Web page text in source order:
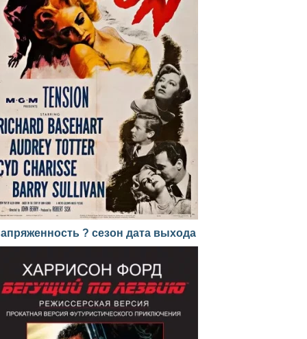
? сезон дата выхода